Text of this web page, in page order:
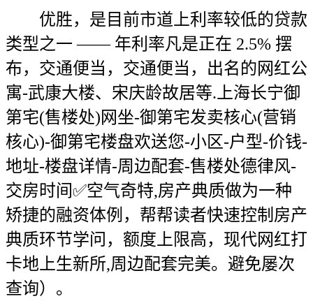
优胜，是目前市道上利率较低的贷款
类型之一 —— 年利率凡是正在 2.5% 摆
布，交通便当，交通便当，出名的网红公
寓-武康大楼、宋庆龄故居等.上海长宁御
第宅(售楼处)网坐-御第宅发卖核心(营销
核心)-御第宅楼盘欢送您-小区-户型-价钱-
地址-楼盘详情-周边配套-售楼处德律风-
交房时间✅空气奇特,房产典质做为一种
矫捷的融资体例，帮帮读者快速控制房产
典质环节学问，额度上限高，现代网红打
卡地上生新所,周边配套完美。避免屡次
查询）。